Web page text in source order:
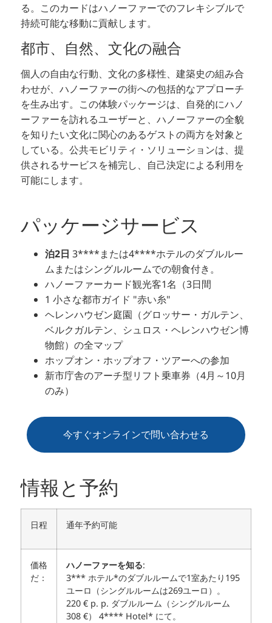
る。このカードはハノーファーでのフレキシブルで
持続可能な移動に貢献します。
都市、自然、文化の融合
個人の自由な行動、文化の多様性、建築史の組み合
わせが、ハノーファーの街への包括的なアプローチ
を生み出す。この体験パッケージは、自発的にハノ
ーファーを訪れるユーザーと、ハノーファーの全貌
を知りたい文化に関心のあるゲストの両方を対象と
している。公共モビリティ・ソリューションは、提
供されるサービスを補完し、自己決定による利用を
可能にします。
パッケージサービス
泊2日 3****または4****ホテルのダブルルー
ムまたはシングルルームでの朝食付き。
ハノーファーカード観光客1名（3日間
1 小さな都市ガイド "赤い糸"
ヘレンハウゼン庭園（グロッサー・ガルテン、
ベルクガルテン、シュロス・ヘレンハウゼン博
物館）の全マップ
ホップオン・ホップオフ・ツアーへの参加
新市庁舎のアーチ型リフト乗車券（4月～10月
のみ）
今すぐオンラインで問い合わせる
情報と予約
日程 通年予約可能
価格
だ：
ハノーファーを知る:
3*** ホテル*のダブルルームで1室あたり195
ユーロ（シングルルームは269ユーロ）。
220 € p. p. ダブルルーム（シングルルーム
308 €） 4**** Hotel* にて。